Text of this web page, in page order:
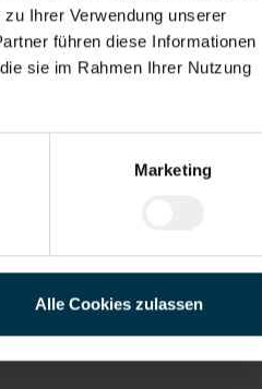
Ihrer Verwendung unserer
führen diese Informationen
sie im Rahmen Ihrer Nutzung
Marketing
Alle Cookies zulassen